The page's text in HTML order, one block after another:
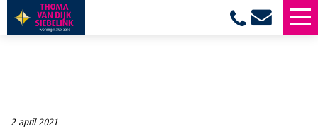
2 april 2021